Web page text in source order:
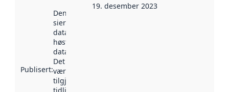
Publisert:
Denne datoen
sier når
datasettet ble
høstet av
data.norge.no.
Det kan ha
vært
tilgjengelig
19. desember 2023